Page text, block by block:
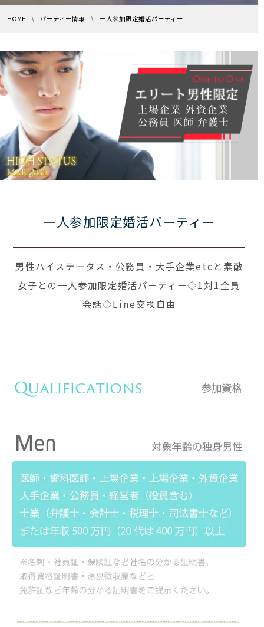
HOME パーティー情報 一人参加限定婚活パーティー
一人参加限定婚活パーティー
男性ハイステータス・公務員・大手企業etcと素敵
女子との一人参加限定婚活パーティー◇1対1全員
会話◇Line交換自由